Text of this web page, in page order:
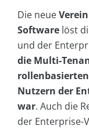
Die neue
Software löst
und der
die Multi-
Nutzern der
war. Auch die
der Enterprise-